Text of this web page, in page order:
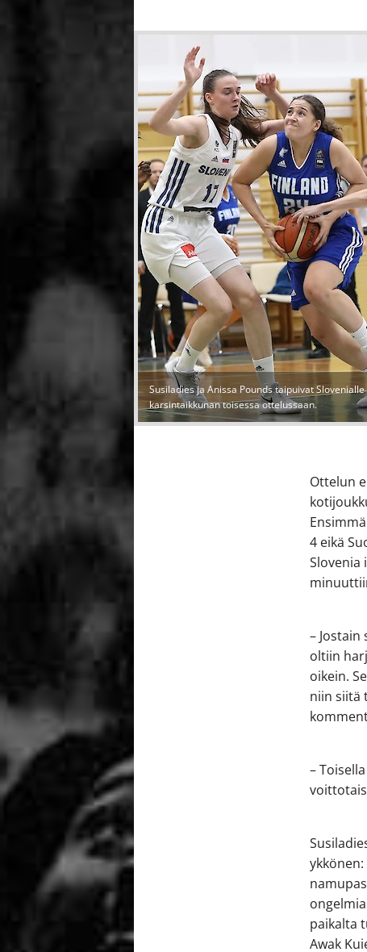
Susiladies ja Anissa Pounds taipuivat Slovenialle
karsintaikkunan toisessa ottelussaan.
Ottelun
4 eikä
Slovenia
–
oltiin
oikein.
niin siitä
–
paikalta
Awak